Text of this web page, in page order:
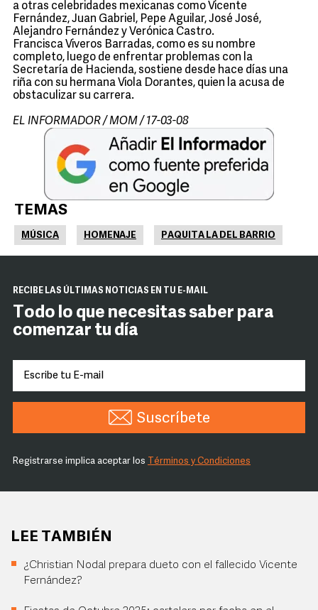
a otras celebridades mexicanas como Vicente
Fernández, Juan Gabriel, Pepe Aguilar, José José,
Alejandro Fernández y Verónica Castro.
Francisca Viveros Barradas, como es su nombre
completo, luego de enfrentar problemas con la
Secretaría de Hacienda, sostiene desde hace días una
riña con su hermana Viola Dorantes, quien la acusa de
obstaculizar su carrera.
EL INFORMADOR / MOM / 17-03-08
TEMAS
MÚSICA HOMENAJE PAQUITA LA DEL BARRIO
RECIBE LAS ÚLTIMAS NOTICIAS EN TU E-MAIL
Todo lo que necesitas saber para
comenzar tu día
Suscríbete
Registrarse implica aceptar los Términos y Condiciones
LEE TAMBIÉN
¿Christian Nodal prepara dueto con el fallecido Vicente
Fernández?